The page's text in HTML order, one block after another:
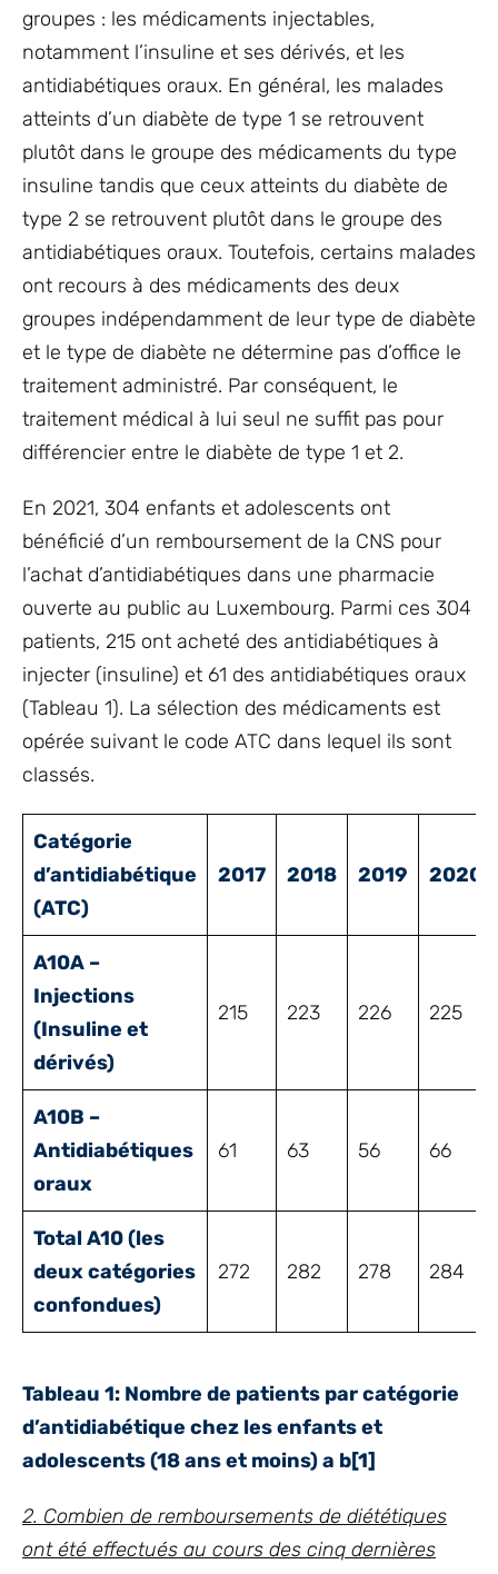
groupes : les médicaments injectables,
notamment l’insuline et ses dérivés, et les
antidiabétiques oraux. En général, les malades
atteints d’un diabète de type 1 se retrouvent
plutôt dans le groupe des médicaments du type
insuline tandis que ceux atteints du diabète de
type 2 se retrouvent plutôt dans le groupe des
antidiabétiques oraux. Toutefois, certains malades
ont recours à des médicaments des deux
groupes indépendamment de leur type de diabète
et le type de diabète ne détermine pas d’office le
traitement administré. Par conséquent, le
traitement médical à lui seul ne suffit pas pour
différencier entre le diabète de type 1 et 2.
En 2021, 304 enfants et adolescents ont
bénéficié d’un remboursement de la CNS pour
l’achat d’antidiabétiques dans une pharmacie
ouverte au public au Luxembourg. Parmi ces 304
patients, 215 ont acheté des antidiabétiques à
injecter (insuline) et 61 des antidiabétiques oraux
(Tableau 1). La sélection des médicaments est
opérée suivant le code ATC dans lequel ils sont
classés.
Catégorie
d’antidiabétique
(ATC)
2017 2018 2019 2020
A10A –
Injections
(Insuline et
dérivés)
215 223 226 225
A10B –
Antidiabétiques
oraux
61 63 56 66
Total A10 (les
deux catégories
confondues)
272 282 278 284
Tableau 1: Nombre de patients par catégorie
d’antidiabétique chez les enfants et
adolescents (18 ans et moins) a b[1]
2. Combien de remboursements de diététiques
ont été effectués au cours des cinq dernières